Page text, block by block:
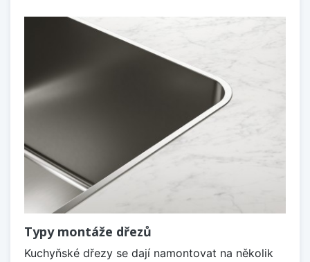
Typy montáže dřezů
Kuchyňské dřezy se dají namontovat na několik